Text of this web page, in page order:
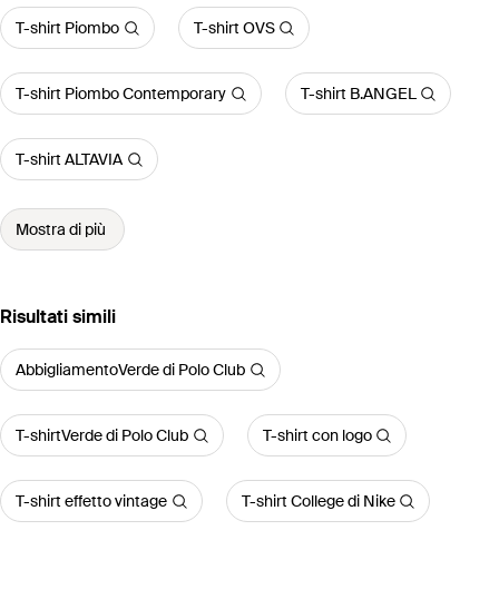
T-shirt Piombo T-shirt OVS
T-shirt Piombo Contemporary T-shirt B.ANGEL
T-shirt ALTAVIA
Mostra di più
Risultati simili
AbbigliamentoVerde di Polo Club
T-shirtVerde di Polo Club T-shirt con logo
T-shirt effetto vintage T-shirt College di Nike